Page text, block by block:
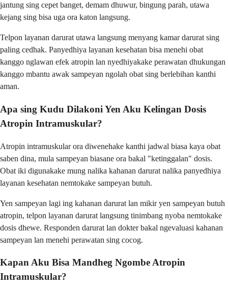
jantung sing cepet banget, demam dhuwur, bingung parah, utawa
kejang sing bisa uga ora katon langsung.
Telpon layanan darurat utawa langsung menyang kamar darurat sing
paling cedhak. Panyedhiya layanan kesehatan bisa menehi obat
kanggo nglawan efek atropin lan nyedhiyakake perawatan dhukungan
kanggo mbantu awak sampeyan ngolah obat sing berlebihan kanthi
aman.
Apa sing Kudu Dilakoni Yen Aku Kelingan Dosis
Atropin Intramuskular?
Atropin intramuskular ora diwenehake kanthi jadwal biasa kaya obat
saben dina, mula sampeyan biasane ora bakal "ketinggalan" dosis.
Obat iki digunakake mung nalika kahanan darurat nalika panyedhiya
layanan kesehatan nemtokake sampeyan butuh.
Yen sampeyan lagi ing kahanan darurat lan mikir yen sampeyan butuh
atropin, telpon layanan darurat langsung tinimbang nyoba nemtokake
dosis dhewe. Responden darurat lan dokter bakal ngevaluasi kahanan
sampeyan lan menehi perawatan sing cocog.
Kapan Aku Bisa Mandheg Ngombe Atropin
Intramuskular?